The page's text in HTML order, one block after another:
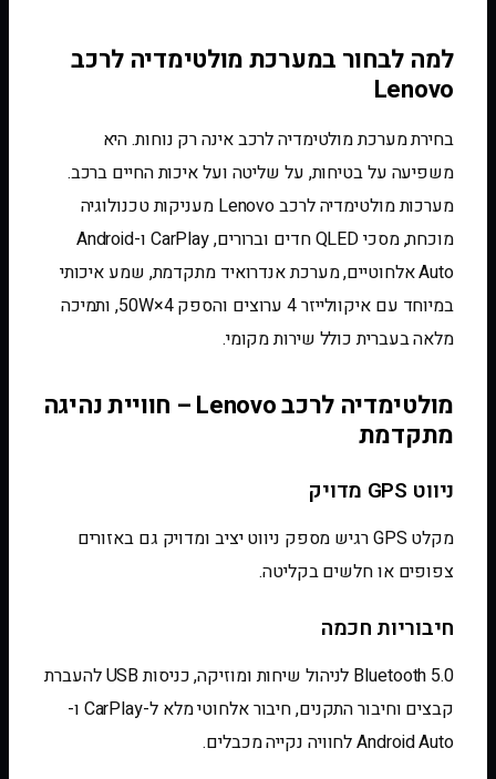
למה לבחור במערכת מולטימדיה לרכב
Lenovo
בחירת מערכת מולטימדיה לרכב אינה רק נוחות. היא
משפיעה על בטיחות, על שליטה ועל איכות החיים ברכב.
מערכות מולטימדיה לרכב Lenovo מעניקות טכנולוגיה
מוכחת, מסכי QLED חדים וברורים, CarPlay ו-Android
Auto אלחוטיים, מערכת אנדרואיד מתקדמת, שמע איכותי
במיוחד עם איקוולייזר 4 ערוצים והספק 50W×4, ותמיכה
מלאה בעברית כולל שירות מקומי.
מולטימדיה לרכב Lenovo – חוויית נהיגה
מתקדמת
ניווט GPS מדויק
מקלט GPS רגיש מספק ניווט יציב ומדויק גם באזורים
צפופים או חלשים בקליטה.
חיבוריות חכמה
Bluetooth 5.0 לניהול שיחות ומוזיקה, כניסות USB להעברת
קבצים וחיבור התקנים, חיבור אלחוטי מלא ל-CarPlay ו-
Android Auto לחוויה נקייה מכבלים.